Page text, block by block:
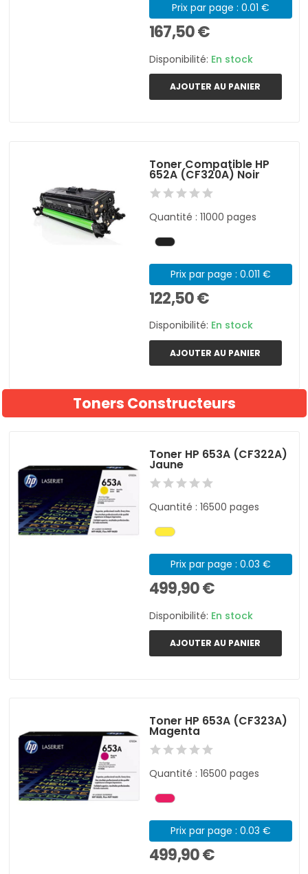
Prix par page : 0.01 €
167,50 €
Disponibilité: En stock
AJOUTER AU PANIER
Toner Compatible HP
652A (CF320A) Noir
Quantité : 11000 pages
Prix par page : 0.011 €
122,50 €
Disponibilité: En stock
AJOUTER AU PANIER
Toners Constructeurs
Toner HP 653A (CF322A)
Jaune
Quantité : 16500 pages
Prix par page : 0.03 €
499,90 €
Disponibilité: En stock
AJOUTER AU PANIER
Toner HP 653A (CF323A)
Magenta
Quantité : 16500 pages
Prix par page : 0.03 €
499,90 €